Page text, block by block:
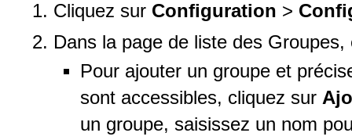
Cliquez sur Configuration >
Dans la page de liste des
Pour ajouter un groupe et
sont accessibles, cliquez sur
un groupe, saisissez un nom